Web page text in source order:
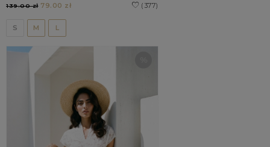
(377)
139.00 zł79.00 zł
S M L